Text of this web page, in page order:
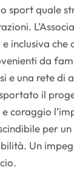
sport quale
inclusiva
da
e una rete di
il
coraggio
per
Un